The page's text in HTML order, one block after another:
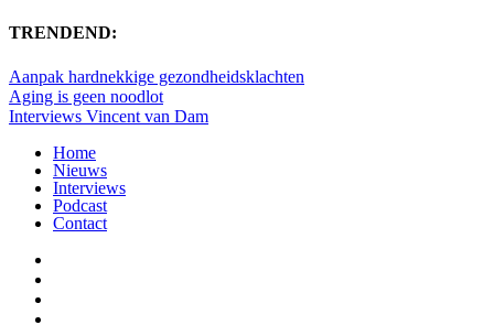
TRENDEND:
Aanpak hardnekkige gezondheidsklachten
Aging is geen noodlot
Interviews Vincent van Dam
Home
Nieuws
Interviews
Podcast
Contact